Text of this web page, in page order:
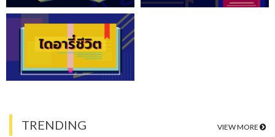
TRENDING VIEW MORE